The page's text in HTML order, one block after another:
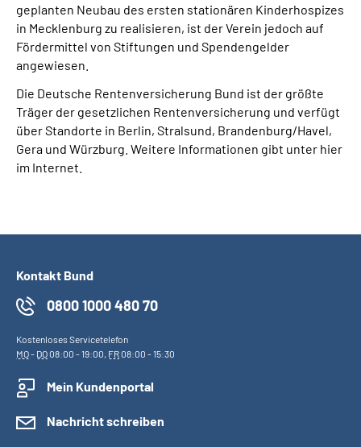
geplanten Neubau des ersten stationären Kinderhospizes
in Mecklenburg zu realisieren, ist der Verein jedoch auf
Fördermittel von Stiftungen und Spendengelder
angewiesen.
Die Deutsche Rentenversicherung Bund ist der größte
Träger der gesetzlichen Rentenversicherung und verfügt
über Standorte in Berlin, Stralsund, Brandenburg/Havel,
Gera und Würzburg. Weitere Informationen gibt unter hier
im Internet.
Kontakt Bund
0800 1000 480 70
Kostenloses Servicetelefon
MO- DO08:00 - 19:00, FR08:00 - 15:30
Mein Kundenportal
Nachricht schreiben